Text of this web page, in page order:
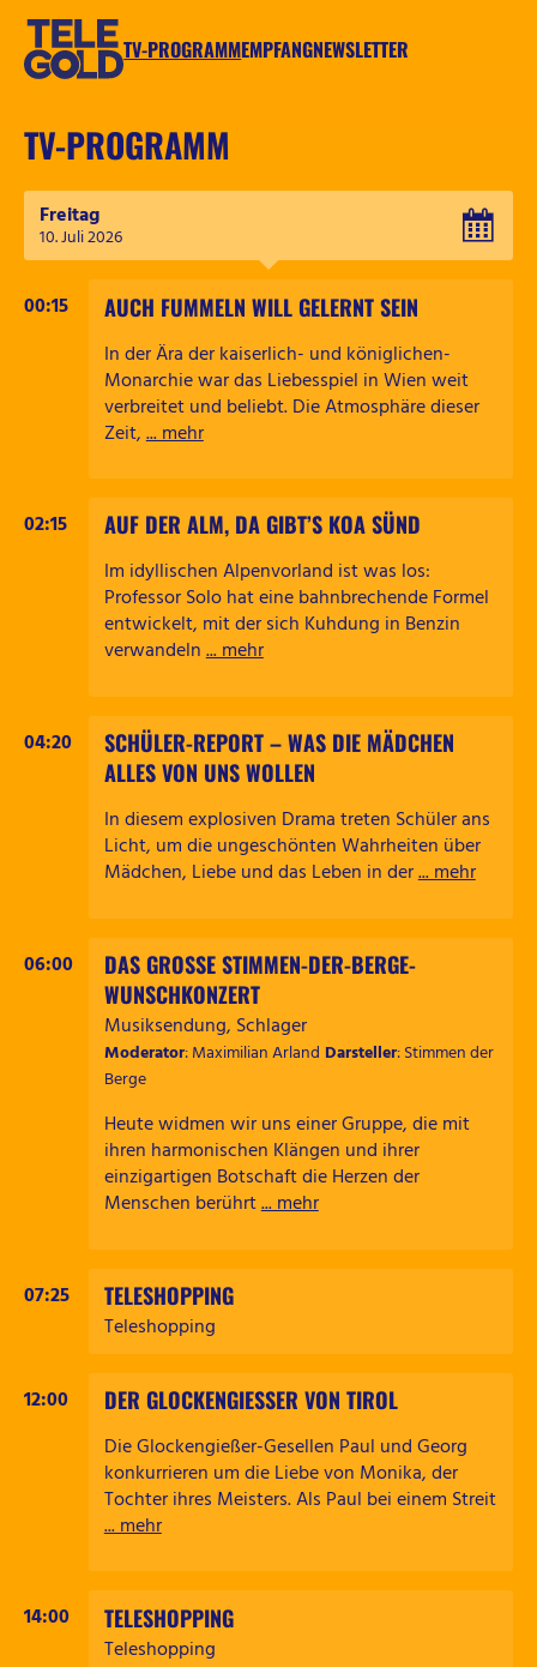
Zum
springen
TV-PROGRAMMEMPFANGNEWSLETTER
TV-PROGRAMM
Freitag
00:15
AUCH FUMMELN WILL GELERNT SEIN
In der Ära der kaiserlich- und königlichen-
Monarchie war das Liebesspiel in Wien weit
verbreitet und beliebt. Die Atmosphäre dieser
Zeit,... mehr
02:15
AUF DER ALM, DA GIBT’S KOA SÜND
Im idyllischen Alpenvorland ist was los:
Professor Solo hat eine bahnbrechende Formel
entwickelt, mit der sich Kuhdung in Benzin
verwandeln... mehr
04:20
SCHÜLER-REPORT – WAS DIE MÄDCHEN
ALLES VON UNS WOLLEN
In diesem explosiven Drama treten Schüler ans
Licht, um die ungeschönten Wahrheiten über
Mädchen, Liebe und das Leben in der... mehr
06:00
DAS GROSSE STIMMEN-DER-BERGE-W
UNSCHKONZERT
Musiksendung, Schlager
Moderator: Maximilian Arland Darsteller: Stimmen der
Berge
Heute widmen wir uns einer Gruppe, die mit
ihren harmonischen Klängen und ihrer
einzigartigen Botschaft die Herzen der
Menschen berührt... mehr
07:25
TELESHOPPING
Teleshopping
12:00
DER GLOCKENGIESSER VON TIROL
Die Glockengießer-Gesellen Paul und Georg
konkurrieren um die Liebe von Monika, der
Tochter ihres Meisters. Als Paul bei einem Streit
... mehr
14:00
TELESHOPPING
Teleshopping